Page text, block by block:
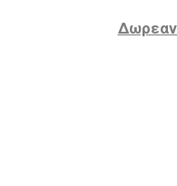
Δωρεαν